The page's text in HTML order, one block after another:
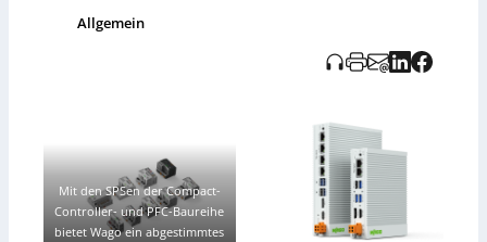
Allgemein
Mit den SPSen der Compact-
Controller- und PFC-Baureihe
bietet Wago ein abgestimmtes